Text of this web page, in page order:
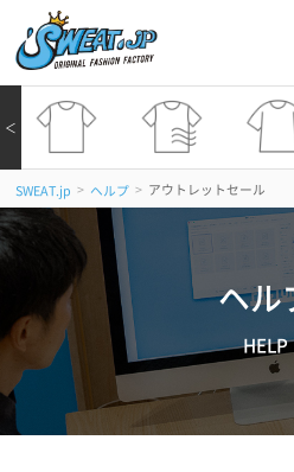
＜
SWEAT.jp > ヘルプ > アウトレットセール
ヘル
HELP